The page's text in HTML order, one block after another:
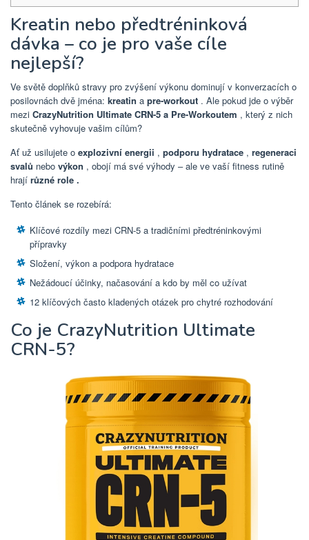
Kreatin nebo předtréninková
dávka – co je pro vaše cíle
nejlepší?
Ve světě doplňků stravy pro zvýšení výkonu dominují v konverzacích o
posilovnách dvě jména: kreatin a pre-workout . Ale pokud jde o výběr
mezi CrazyNutrition Ultimate CRN-5 a Pre-Workoutem , který z nich
skutečně vyhovuje vašim cílům?
Ať už usilujete o explozivní energii , podporu hydratace , regeneraci
svalů nebo výkon , obojí má své výhody – ale ve vaší fitness rutině
hrají různé role .
Tento článek se rozebírá:
Klíčové rozdíly mezi CRN-5 a tradičními předtréninkovými
přípravky
Složení, výkon a podpora hydratace
Nežádoucí účinky, načasování a kdo by měl co užívat
12 klíčových často kladených otázek pro chytré rozhodování
Co je CrazyNutrition Ultimate
CRN-5?